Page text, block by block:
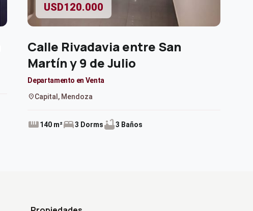
USD120.000
Calle Rivadavia entre San
Martín y 9 de Julio
Departamento en Venta
location_onCapital, Mendoza
straighten140 m²bed3 Dormsbathtub3 Baños